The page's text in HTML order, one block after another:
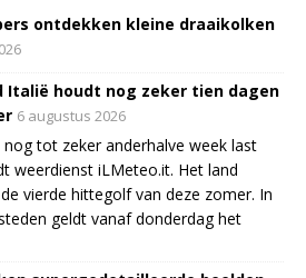
ontdekken kleine draaikolken
houdt nog zeker tien dagen
6 augustus 2026
tot zeker anderhalve week last
weerdienst iLMeteo.it. Het land
vierde hittegolf van deze zomer. In
geldt vanaf donderdag het